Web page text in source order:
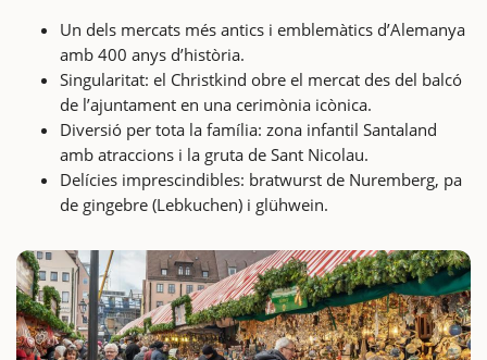
Un dels mercats més antics i emblemàtics d’Alemanya
amb 400 anys d’història.
Singularitat: el Christkind obre el mercat des del balcó
de l’ajuntament en una cerimònia icònica.
Diversió per tota la família: zona infantil Santaland
amb atraccions i la gruta de Sant Nicolau.
Delícies imprescindibles: bratwurst de Nuremberg, pa
de gingebre (Lebkuchen) i glühwein.